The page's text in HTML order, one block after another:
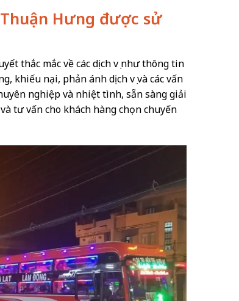
Hưng được sử
thắc mắc về các dịch vụ như thông tin
khiếu nại, phản ánh dịch vụ và các vấn
nghiệp và nhiệt tình, sẵn sàng giải
tư vấn cho khách hàng chọn chuyến